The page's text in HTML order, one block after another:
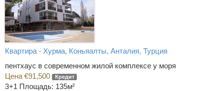
Квартира - Хурма, Коньяалты, Анталия, Турция
пентхаус в современном жилой комплексе у моря
Цена €91,500
Кредит
3+1 Площадь: 135м²